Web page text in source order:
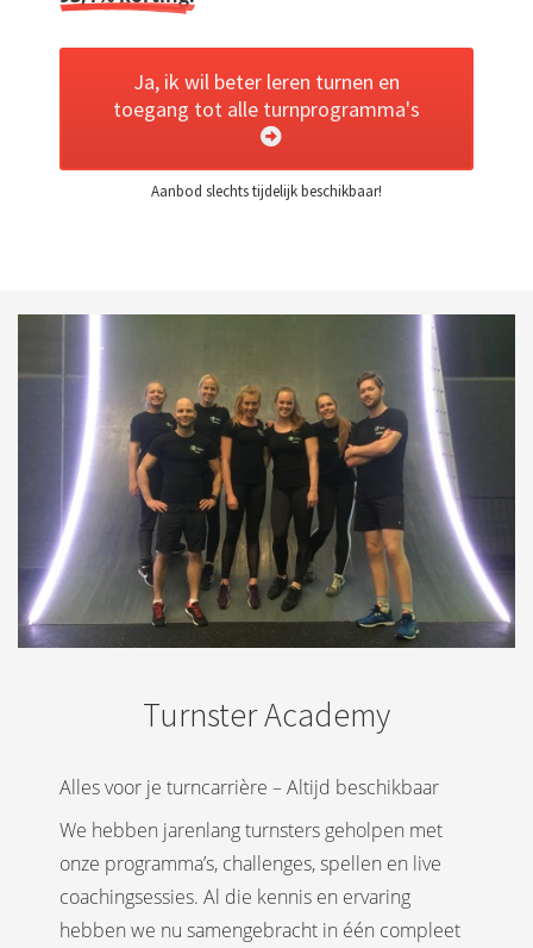
Ja, ik wil beter leren turnen en
toegang tot alle turnprogramma's
Aanbod slechts tijdelijk beschikbaar!
Turnster Academy
Alles voor je turncarrière – Altijd beschikbaar
We hebben jarenlang turnsters geholpen met
onze programma’s, challenges, spellen en live
coachingsessies. Al die kennis en ervaring
hebben we nu samengebracht in één compleet